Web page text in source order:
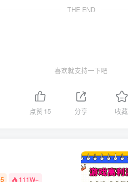
THE END
喜欢就支持一下吧
点赞 15 分享 收藏
5 111W+